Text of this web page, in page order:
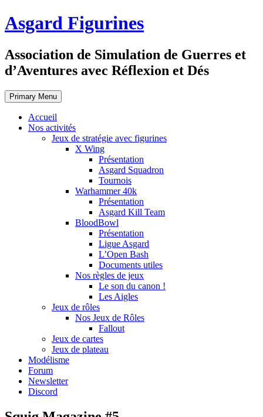
Skip
to
Asgard Figurines
Association de Simulation de Guerres et
d’Aventures avec Réflexion et Dés
Primary Menu
Accueil
Nos activités
Jeux de stratégie avec figurines
X Wing
Présentation
Asgard Squadron
Tournois
Warhammer 40k
Présentation
Asgard Kill Team
BloodBowl
Présentation
Ligue Asgard
L’Open Bash
Documents utiles
Nos règles de jeux
Le son du canon !
Les Aigles
Jeux de rôles
Nos Jeux de Rôles
Fallout
Jeux de cartes
Jeux de plateau
Modélisme
Forum
Newsletter
Discord